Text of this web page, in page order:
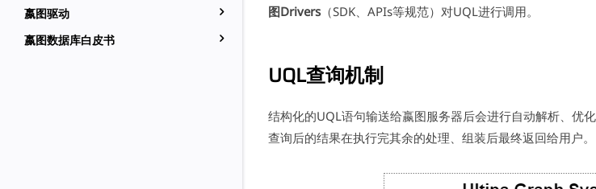
嬴图驱动
嬴图数据库白皮书
图Drivers （SDK、APIs等规范）对UQL进行调用。
UQL查询机制
结构化的UQL语句输送给嬴图服务器后会进行自动解析、优
查询后的结果在执行完其余的处理、组装后最终返回给用户。